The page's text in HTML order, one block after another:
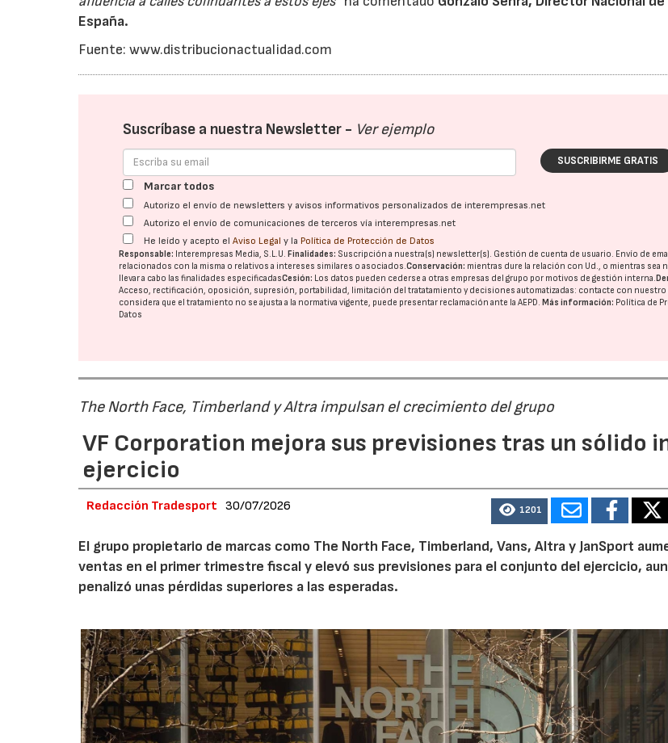
España.
Fuente: www.distribucionactualidad.com
Suscríbase a nuestra Newsletter - Ver ejemplo
SUSCRIBIRME GRATIS
Marcar todos
Autorizo el envío de newsletters y avisos informativos personalizados de interempresas.net
Autorizo el envío de comunicaciones de terceros vía interempresas.net
He leído y acepto elAviso Legal y la Política de Protección de Datos
Responsable: Interempresas Media, S.L.U.Finalidades: Suscripción a nuestra(s) newsletter(s). Gestión de cuenta de usuario. Envío de
relacionados con la misma o relativos a intereses similares o asociados.Conservación: mientras dure la relación con Ud., o mientras sea
llevar a cabo las finalidades especificadasCesión: Los datos pueden cederse a otras empresas del grupo por motivos de gestión interna.
Acceso, rectificación, oposición, supresión, portabilidad, limitación del tratatamiento y decisiones automatizadas: contacte con nuestro
considera que el tratamiento no se ajusta a la normativa vigente, puede presentar reclamación ante laAEPD .Más información: Política de
Datos
The North Face, Timberland y Altra impulsan el crecimiento del grupo
VF Corporation mejora sus previsiones tras un sólido
ejercicio
Redacción Tradesport 30/07/2026 1201
El grupo propietario de marcas como The North Face, Timberland, Vans, Altra y JanSport
ventas en el primer trimestre fiscal y elevó sus previsiones para el conjunto del ejercicio,
penalizó unas pérdidas superiores a las esperadas.